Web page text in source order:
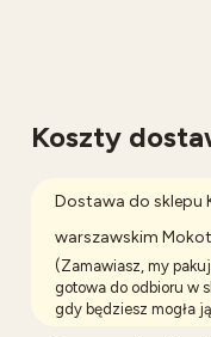
Koszty
Cena nie zawiera
Dostawa do sklepu
warszawskim
(Zamawiasz, my
gotowa do odbioru w
gdy będziesz mogła